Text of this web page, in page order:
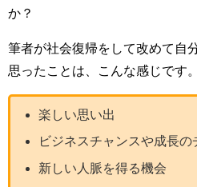
か？
筆者が社会復帰をして改めて自
思ったことは、こんな感じです。
楽しい思い出
ビジネスチャンスや成長の
新しい人脈を得る機会